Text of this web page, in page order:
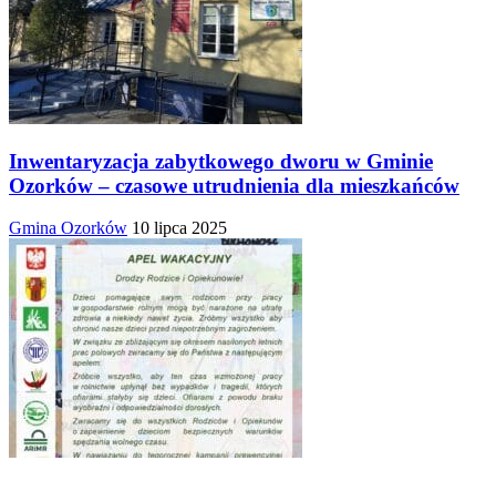
Inwentaryzacja zabytkowego dworu w Gminie
Ozorków – czasowe utrudnienia dla mieszkańców
Gmina Ozorków 10 lipca 2025